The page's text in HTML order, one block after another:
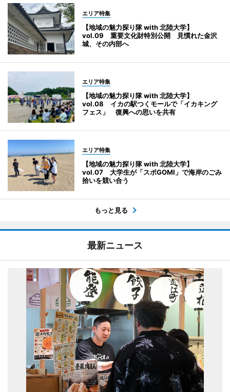
エリア特集
【地域の魅力探り隊 with 北陸大学】
vol.09 重要文化財特別公開 見慣れた金沢
城、その内部へ
エリア特集
【地域の魅力探り隊 with 北陸大学】
vol.08 イカの駅つくモールで「イカキング
フェス」 復興への思いを共有
エリア特集
【地域の魅力探り隊 with 北陸大学】
vol.07 大学生が「スポGOMI」で海岸のごみ
拾いを競い合う
もっと見る
最新ニュース